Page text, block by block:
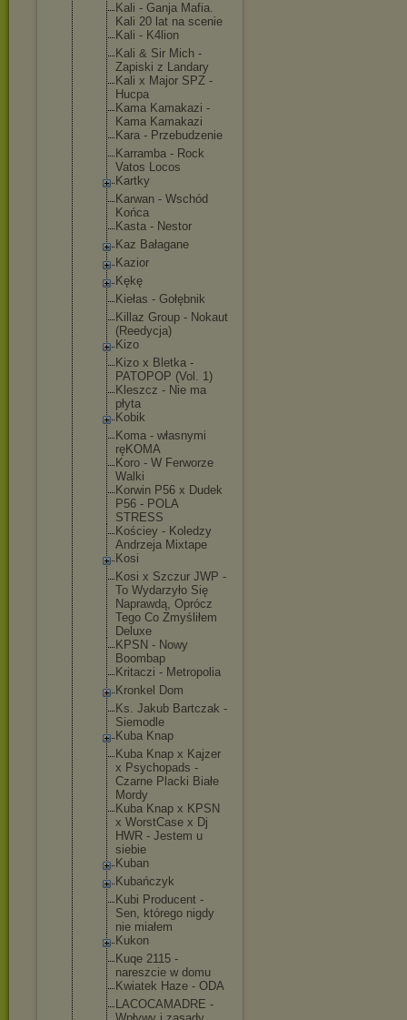
Kali - Ganja Mafia.
Kali 20 lat na scenie
Kali - K4lion
Kali & Sir Mich -
Zapiski z Landary
Kali x Major SPZ -
Hucpa
Kama Kamakazi -
Kama Kamakazi
Kara - Przebudzenie
Karramba - Rock
Vatos Locos
Kartky
Karwan - Wschód
Końca
Kasta - Nestor
Kaz Bałagane
Kazior
Kękę
Kiełas - Gołębnik
Killaz Group - Nokaut
(Reedycja)
Kizo
Kizo x Bletka -
PATOPOP (Vol. 1)
Kleszcz - Nie ma
płyta
Kobik
Koma - własnymi
ręKOMA
Koro - W Ferworze
Walki
Korwin P56 x Dudek
P56 - POLA
STRESS
Kościey - Koledzy
Andrzeja Mixtape
Kosi
Kosi x Szczur JWP -
To Wydarzyło Się
Naprawdą, Oprócz
Tego Co Zmyśliłem
Deluxe
KPSN - Nowy
Boombap
Kritaczi - Metropolia
Kronkel Dom
Ks. Jakub Bartczak -
Siemodle
Kuba Knap
Kuba Knap x Kajzer
x Psychopads -
Czarne Placki Białe
Mordy
Kuba Knap x KPSN
x WorstCase x Dj
HWR - Jestem u
siebie
Kuban
Kubańczyk
Kubi Producent -
Sen, którego nigdy
nie miałem
Kukon
Kuqe 2115 -
nareszcie w domu
Kwiatek Haze - ODA
LACOCAMADRE -